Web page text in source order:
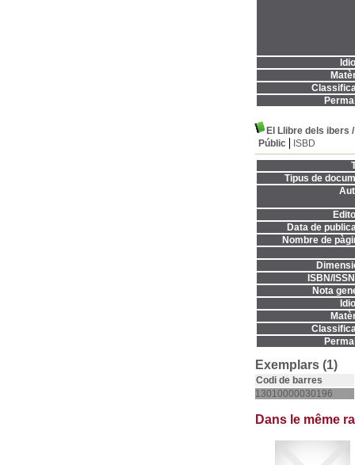
El Llibre dels ibers
Públic
ISBD
Tipus de
Data de
Nombre de
ISBN/
Nota
Exemplars (1)
Codi de barres
13010000030196
Dans le même